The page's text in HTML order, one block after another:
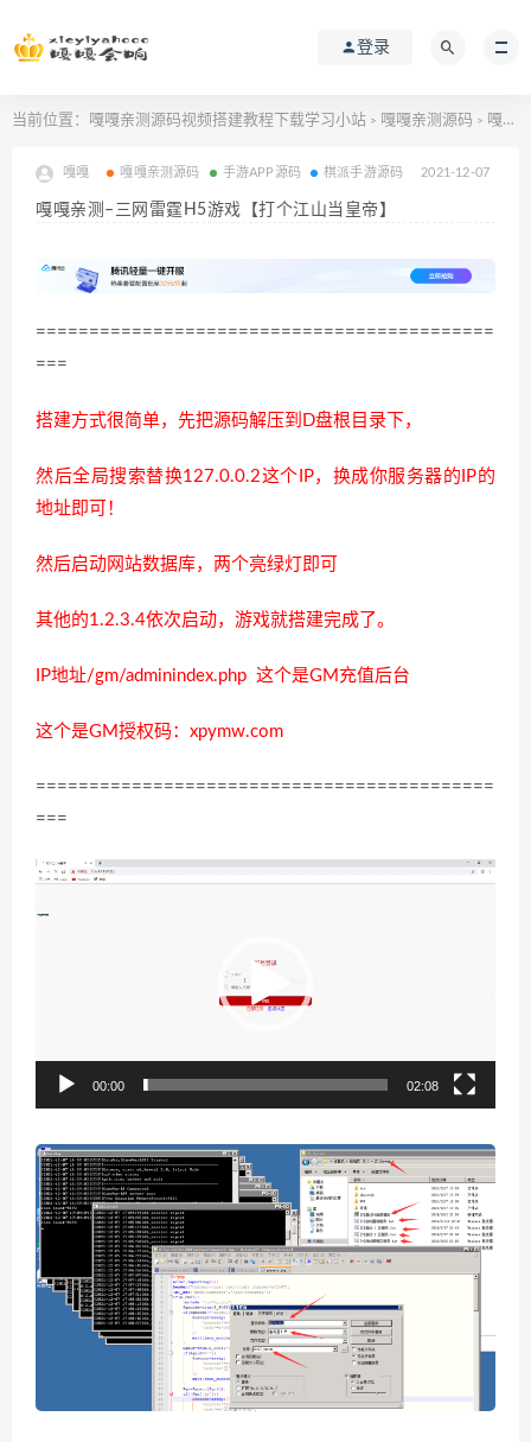
登录
当前位置： 嘎嘎亲测源码视频搭建教程下载学习小站 > 嘎嘎亲测源码 > 嘎嘎亲测–三网雷霆H5游戏【打个江山当皇帝】
嘎嘎 嘎嘎亲测源码 手游APP源码 棋派手游源码 2021-12-07
嘎嘎亲测–三网雷霆H5游戏【打个江山当皇帝】
===========================================
===
搭建方式很简单，先把源码解压到D盘根目录下，
然后全局搜索替换127.0.0.2这个IP，换成你服务器的IP的
地址即可！
然后启动网站数据库，两个亮绿灯即可
其他的1.2.3.4依次启动，游戏就搭建完成了。
IP地址/gm/adminindex.php 这个是GM充值后台
这个是GM授权码：xpymw.com
===========================================
===
视
00:00 02:08